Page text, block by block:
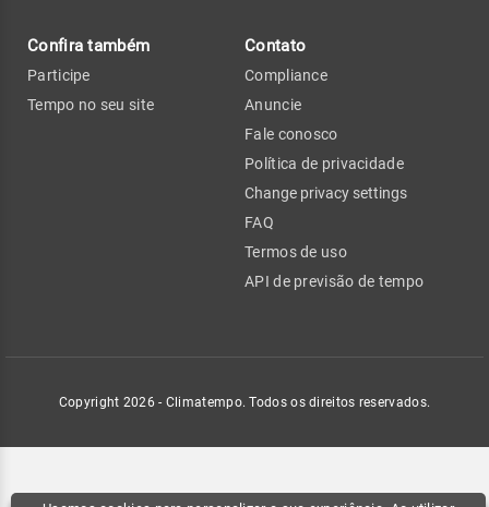
Confira também
Participe
Tempo no seu site
Contato
Compliance
Anuncie
Fale conosco
Política de privacidade
Change privacy settings
FAQ
Termos de uso
API de previsão de tempo
Copyright 2026 - Climatempo. Todos os direitos reservados.